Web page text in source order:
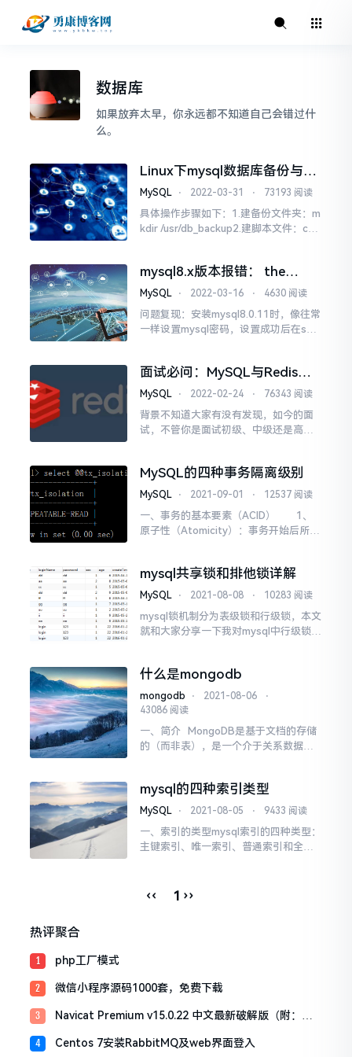
数据库
如果放弃太早，你永远都不知道自己会错过什
么。
Linux下mysql数据库备份与恢
复
MySQL ⋅ 2022-03-31 ⋅ 73193 阅读
具体操作步骤如下：1.建备份文件夹：m
kdir /usr/db_backup2.建脚本文件：cd /
mysql8.x版本报错： the
server requested
unknown to the client
MySQL ⋅ 2022-03-16 ⋅ 4630 阅读
问题复现：安装mysql8.0.11时，像往常
一样设置mysql密码，设置成功后在shel
但在phpmyadmin或其他网页方式操作
连接，均提示无法连接，具体报错信息
面试必问：MySQL与Redis数
据一致性如何保证？
MySQL ⋅ 2022-02-24 ⋅ 76343 阅读
背景不知道大家有没有发现，如今的面
试，不管你是面试初级、中级还是高
博主深有体会。今天我们就来谈谈并发
场景中经常被问及的一个问题：mysql和
库大多数情况下都是用户并发访问最薄
弱的环节，所以，智...
MySQL的四种事务隔离级别
MySQL ⋅ 2021-09-01 ⋅ 12537 阅读
一、事务的基本要素（ACID） 1、
原子性（Atomicity）：事务开始后所有
中出错，会回滚到事务开始前的状态，
所有的操作就像没有发生一样。也就是
学中学过的原子，是物质构成的基本单
位。 &nb...
mysql共享锁和排他锁详解
MySQL ⋅ 2021-08-08 ⋅ 10283 阅读
mysql锁机制分为表级锁和行级锁，本文
就和大家分享一下我对mysql中行级锁中
顾名思义，共享锁就是多个事务对于同
一数据可以共享一把锁，都能访问到...
什么是mongodb
mongodb ⋅ 2021-08-06
⋅
43086 阅读
一、简介 MongoDB是基于文档的存储
的（而非表），是一个介于关系数据库
库的。他支持的数据结构非常松散，是
类似json的bjson格式，因此可以存储比
f...
mysql的四种索引类型
MySQL ⋅ 2021-08-05 ⋅ 9433 阅读
一、索引的类型mysql索引的四种类型：
主键索引、唯一索引、普通索引和全文
抗压能力。索引优化时mysql中的一种优
‹‹ 1 ››
热评聚合
1 php工厂模式
2 微信小程序源码1000套，免费下载
3
Navicat Premium v15.0.22 中文最新破解版（附：激
4 Centos 7安装RabbitMQ及web界面登入